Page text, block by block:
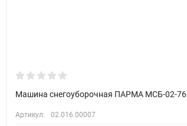
Машина снегоуборочная ПАРМА МСБ-02-
Артикул: 02.016.00007